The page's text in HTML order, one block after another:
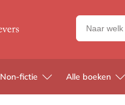
Zoeken
naar
en
uitgevers
Non-fictie Alle boeken